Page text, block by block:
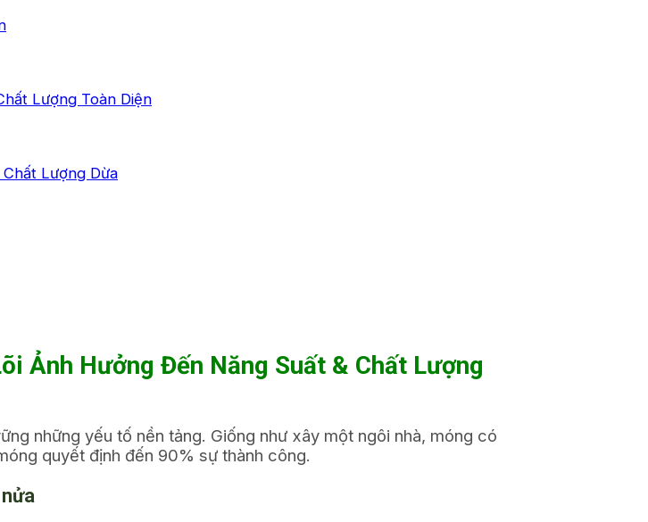
Lượng Toàn Diện
Chất Lượng Dừa
Ảnh Hưởng Đến Năng Suất & Chất Lượng
những yếu tố nền tảng. Giống như xây một ngôi nhà, móng có
quyết định đến 90% sự thành công.